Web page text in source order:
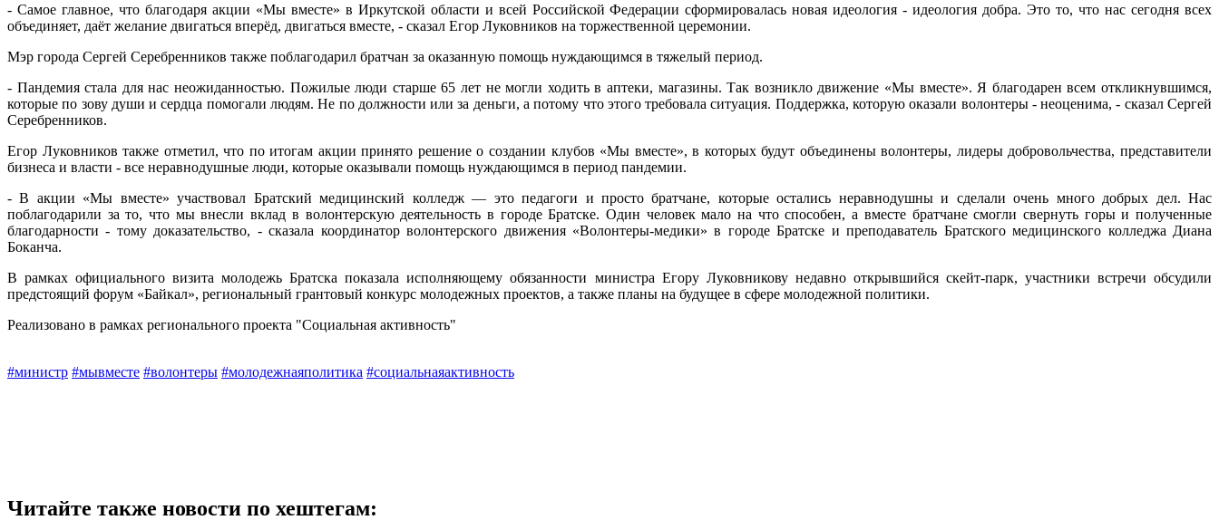
- Самое главное, что благодаря акции «Мы вместе» в Иркутской области и всей Российской Федерации сформировалась новая идеология - идеология добра. Это то, что нас сегодня всех
объединяет, даёт желание двигаться вперёд, двигаться вместе, - сказал Егор Луковников на торжественной церемонии.
Мэр города Сергей Серебренников также поблагодарил братчан за оказанную помощь нуждающимся в тяжелый период.
- Пандемия стала для нас неожиданностью. Пожилые люди старше 65 лет не могли ходить в аптеки, магазины. Так возникло движение «Мы вместе». Я благодарен всем откликнувшимся,
которые по зову души и сердца помогали людям. Не по должности или за деньги, а потому что этого требовала ситуация. Поддержка, которую оказали волонтеры - неоценима, - сказал Сергей
Серебренников.
Егор Луковников также отметил, что по итогам акции принято решение о создании клубов «Мы вместе», в которых будут объединены волонтеры, лидеры добровольчества, представители
бизнеса и власти - все неравнодушные люди, которые оказывали помощь нуждающимся в период пандемии.
- В акции «Мы вместе» участвовал Братский медицинский колледж — это педагоги и просто братчане, которые остались неравнодушны и сделали очень много добрых дел. Нас
поблагодарили за то, что мы внесли вклад в волонтерскую деятельность в городе Братске. Один человек мало на что способен, а вместе братчане смогли свернуть горы и полученные
благодарности - тому доказательство, - сказала координатор волонтерского движения «Волонтеры-медики» в городе Братске и преподаватель Братского медицинского колледжа Диана
Боканча.
В рамках официального визита молодежь Братска показала исполняющему обязанности министра Егору Луковникову недавно открывшийся скейт-парк, участники встречи обсудили
предстоящий форум «Байкал», региональный грантовый конкурс молодежных проектов, а также планы на будущее в сфере молодежной политики.
Реализовано в рамках регионального проекта "Социальная активность"
#министр #мывместе #волонтеры #молодежнаяполитика #социальнаяактивность
Читайте также новости по хештегам: